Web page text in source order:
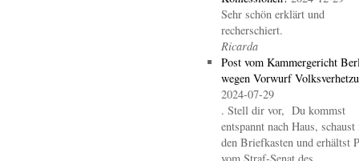
Sehr schön erklärt und
recherschiert.
Ricarda
Post vom Kammergericht
wegen Vorwurf
2024-07-29
. Stell dir vor, Du kommst
entspannt nach Haus, schaust
den Briefkasten und erhältst